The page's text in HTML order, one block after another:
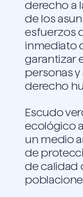
derecho a
de los
esfuerzos
inmediato
garantizar
personas
derecho
Escudo
ecológico
un medio
de
de calidad